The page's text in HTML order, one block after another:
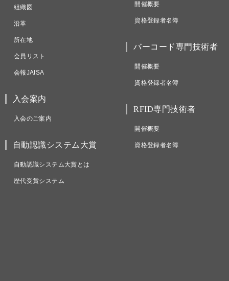
組織図
沿革
所在地
会員リスト
会報JAISA
入会案内
入会のご案内
自動認識システム大賞
自動認識システム大賞とは
歴代受賞システム
開催概要
資格登録者名簿
バーコード専門技術者
開催概要
資格登録者名簿
RFID専門技術者
開催概要
資格登録者名簿